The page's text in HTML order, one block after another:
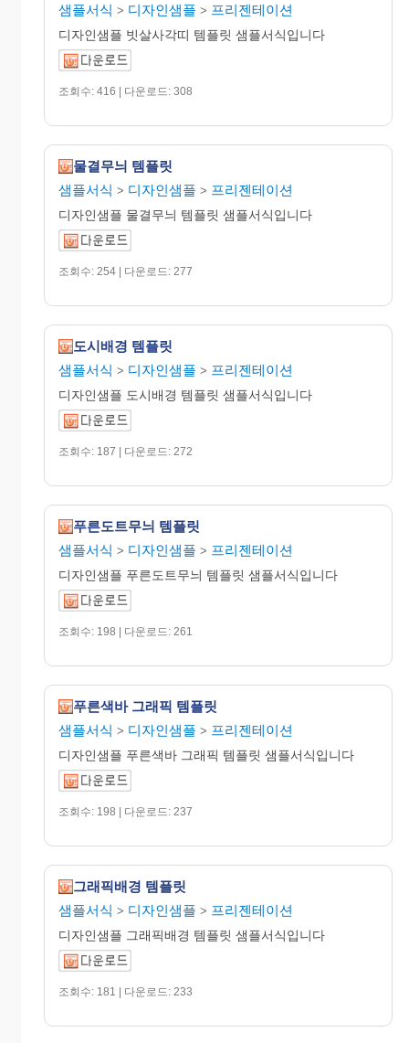
샘플서식 > 디자인샘플 > 프리젠테이션
디자인샘플 빗살사각띠 템플릿 샘플서식입니다
조회수: 416 | 다운로드: 308
물결무늬 템플릿
샘플서식 > 디자인샘플 > 프리젠테이션
디자인샘플 물결무늬 템플릿 샘플서식입니다
조회수: 254 | 다운로드: 277
도시배경 템플릿
샘플서식 > 디자인샘플 > 프리젠테이션
디자인샘플 도시배경 템플릿 샘플서식입니다
조회수: 187 | 다운로드: 272
푸른도트무늬 템플릿
샘플서식 > 디자인샘플 > 프리젠테이션
디자인샘플 푸른도트무늬 템플릿 샘플서식입니다
조회수: 198 | 다운로드: 261
푸른색바 그래픽 템플릿
샘플서식 > 디자인샘플 > 프리젠테이션
디자인샘플 푸른색바 그래픽 템플릿 샘플서식입니다
조회수: 198 | 다운로드: 237
그래픽배경 템플릿
샘플서식 > 디자인샘플 > 프리젠테이션
디자인샘플 그래픽배경 템플릿 샘플서식입니다
조회수: 181 | 다운로드: 233